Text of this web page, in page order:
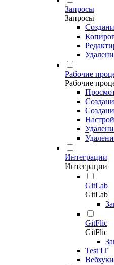
Запросы
Запросы
Рабочие
Рабочие
Интеграции
Интеграции
GitLab
GitLab
GitFlic
GitFlic
Test IT
Вебхуки